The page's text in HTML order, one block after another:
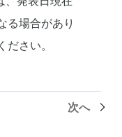
る場合があり
さい。
次へ